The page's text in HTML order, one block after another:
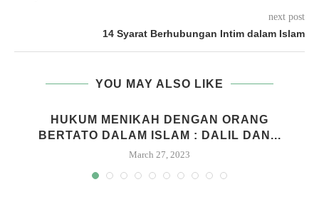
next post
14 Syarat Berhubungan Intim dalam Islam
YOU MAY ALSO LIKE
HUKUM MENIKAH DENGAN ORANG
BERTATO DALAM ISLAM : DALIL DAN...
March 27, 2023